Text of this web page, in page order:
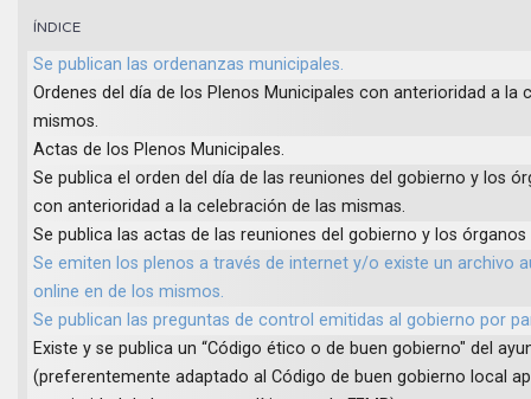
ÍNDICE
Se publican las ordenanzas municipales.
Ordenes del día de los Plenos Municipales con anterioridad a la
mismos.
Actas de los Plenos Municipales.
Se publica el orden del día de las reuniones del gobierno y los
con anterioridad a la celebración de las mismas.
Se publica las actas de las reuniones del gobierno y los
Se emiten los plenos a través de internet y/o existe un archivo
online en de los mismos.
Se publican las preguntas de control emitidas al gobierno por
Existe y se publica un “Código ético o de buen gobierno" del
(preferentemente adaptado al Código de buen gobierno local